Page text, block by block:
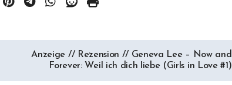
Anzeige // Rezension // Geneva Lee – Now and
Forever: Weil ich dich liebe (Girls in Love #1)